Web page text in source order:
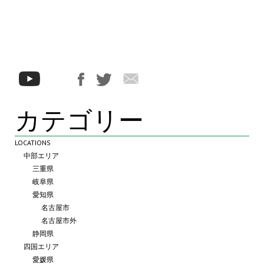
カテゴリー
LOCATIONS
中部エリア
三重県
岐阜県
愛知県
名古屋市
名古屋市外
静岡県
四国エリア
愛媛県